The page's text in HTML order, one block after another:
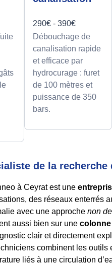
290€ - 390€
Débouchage de
canalisation rapide
et efficace par
hydrocurage : furet
de 100 mètres et
puissance de 350
bars.
de la recherche
à Ceyrat est une
des réseaux enterrés
avec une approche non
aussi bien sur une
clair et directement
combinent les outils
liés à une circulation